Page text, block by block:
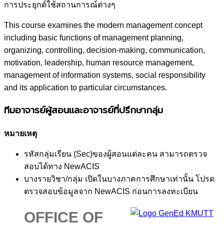
การประยุกต์ใช้สถานการณ์ต่างๆ
This course examines the modern management concept
including basic functions of management planning,
organizing, controlling, decision-making, communication,
motivation, leadership, human resource management,
management of information systems, social responsibility
and its application to particular circumstances.
ทีมอาจารย์ผู้สอนและอาจารย์ที่ปรึกษากลุ่ม
หมายเหตุ
รหัสกลุ่มเรียน (Sec)ของผู้สอนแต่ละคน สามารถตรวจ
สอบได้ทาง NewACIS
บางรายวิชา/กลุ่ม เปิดในบางภาคการศึกษาเท่านั้น โปรด
ตรวจสอบข้อมูลจาก NewACIS ก่อนการลงทะเบียน
OFFICE OF